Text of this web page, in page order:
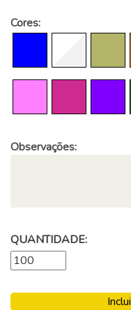
Cores:
Observações:
QUANTIDADE: